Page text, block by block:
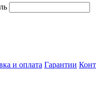
и оплата Гарантии